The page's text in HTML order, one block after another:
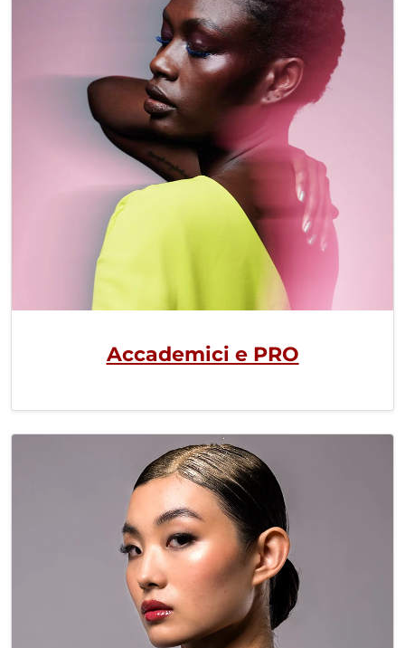
Accademici e PRO